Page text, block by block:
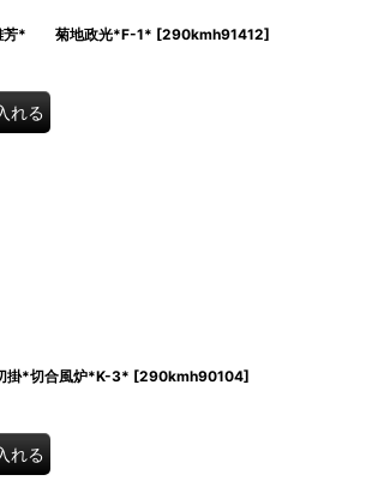
芳* 菊地政光*F-1* [290kmh91412]
れる
*切合風炉*K-3* [290kmh90104]
れる